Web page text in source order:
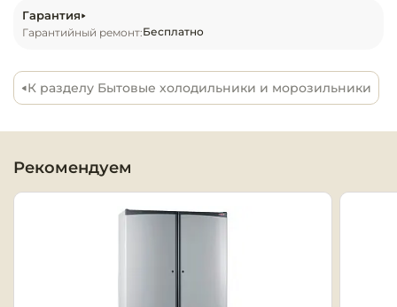
химчисток и
Гарантия
Гарантийный ремонт:Бесплатно
К разделу Бытовые холодильники и морозильники
Рекомендуем